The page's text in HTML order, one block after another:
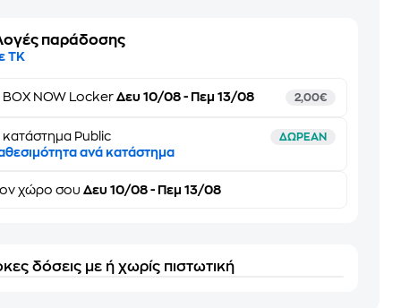
παράδοσης
ΤΚ
BOX NOW Locker Δευ 10/08 - Πεμ 13/08 2,00€
κατάστημα Public ΔΩΡΕΑΝ
ανά κατάστημα
χώρο σου Δευ 10/08 - Πεμ 13/08
δόσεις με ή χωρίς πιστωτική